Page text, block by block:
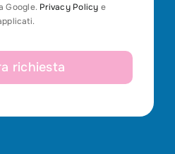
Google. Privacy Policy e
richiesta